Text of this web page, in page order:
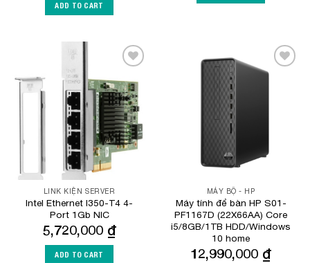
ADD TO CART
Wishlist
LINK KIỆN SERVER
Intel Ethernet I350-T4 4-
Port 1Gb NIC
5,720,000 ₫
ADD TO CART
Add to
MÁY BỘ - HP
Máy tính để bàn HP S01-
PF1167D (22X66AA) Core
i5/8GB/1TB HDD/Windows
10 home
12,990,000 ₫